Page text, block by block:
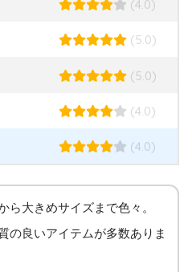
(4.0)
(5.0)
(5.0)
(4.0)
(4.0)
ら大きめサイズまで色々。
の良いアイテムが多数ありま